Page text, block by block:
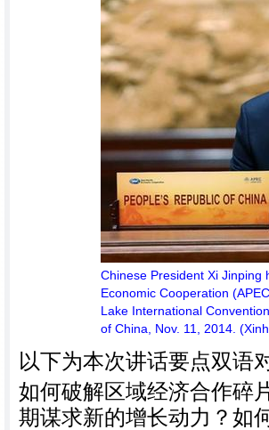
Chinese President Xi Jinping
Economic Cooperation
Lake International
of China, Nov. 11, 2014.
以下为本次讲话要点双语
如何破解区域经济合作碎
期谋求新的增长动力？如